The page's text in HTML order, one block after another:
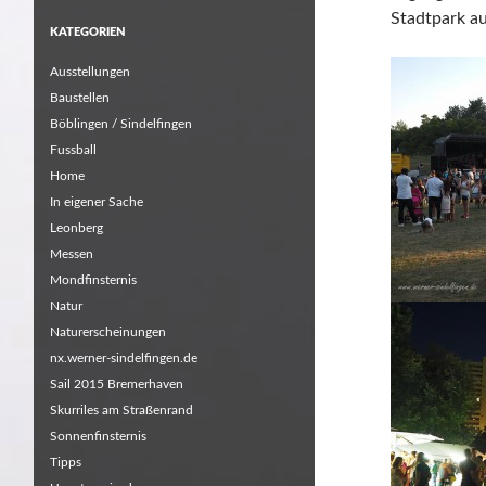
Stadtpark
KATEGORIEN
Ausstellungen
Baustellen
Böblingen / Sindelfingen
Fussball
Home
In eigener Sache
Leonberg
Messen
Mondfinsternis
Natur
Naturerscheinungen
nx.werner-sindelfingen.de
Sail 2015 Bremerhaven
Skurriles am Straßenrand
Sonnenfinsternis
Tipps